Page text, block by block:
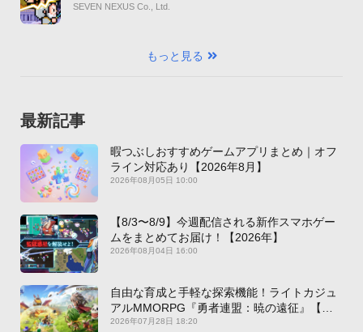
SEVEN NEXUS Co., Ltd.
もっと見る
最新記事
暇つぶしおすすめゲームアプリまとめ｜オフ
ライン対応あり【2026年8月】
2026年08月05日 10:00
【8/3〜8/9】今週配信される新作スマホゲー
ムをまとめてお届け！【2026年】
2026年08月04日 16:00
自由な育成と手軽な探索機能！ライトカジュ
アルMMORPG『勇者連盟：暁の遠征』【最
新作PICKUP】
2026年07月28日 18:20